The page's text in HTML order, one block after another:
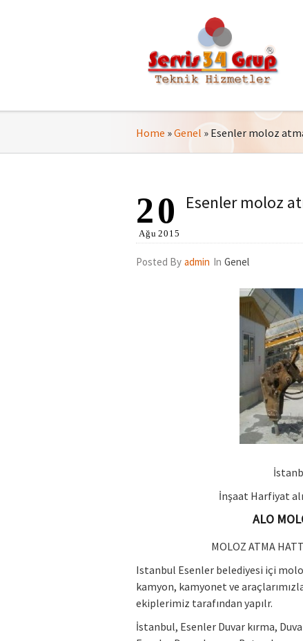
Home »Genel » Esenler moloz
Esenler moloz
20
Ağu 2015
Posted By admin In Genel
İnşaat Harfiyat
ALO
MOLOZ ATMA
Istanbul Esenler belediyesi içi
kamyon, kamyonet ve
ekiplerimiz tarafından yapılr.
İstanbul, Esenler Duvar kırma,